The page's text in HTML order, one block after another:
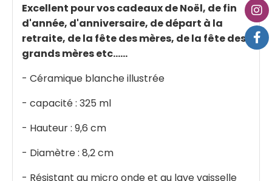
Excellent pour vos cadeaux de Noël, de fin
d'année, d'anniversaire, de départ à la
retraite, de la fête des mères, de la fête des
grands mères etc......
- Céramique blanche illustrée
- capacité : 325 ml
- Hauteur : 9,6 cm
- Diamètre : 8,2 cm
- Résistant au micro onde et au lave vaisselle